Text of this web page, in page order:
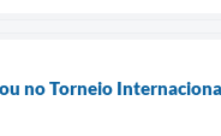
no Torneio